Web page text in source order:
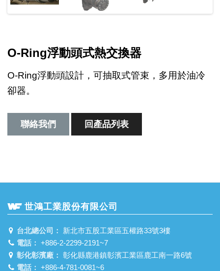
O-Ring浮動頭式熱交換器
O-Ring浮動頭設計，可抽取式管束，多用於油冷
卻器。
聯絡我們 回產品列表
世鴻工業股份有限公司
台北總公司： 新北市五股工業區五權路33號3樓
電話： +886-2-2299-2191~7
彰化彰濱廠： 彰化縣鹿港鎮彰濱工業區鹿工南一路6號
電話： +886-4-781-0081~6